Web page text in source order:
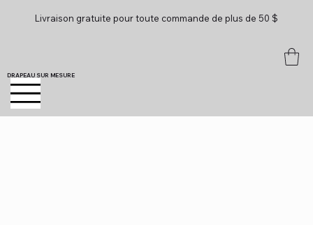
Livraison gratuite pour toute commande de plus de 50 $
DRAPEAU SUR MESURE